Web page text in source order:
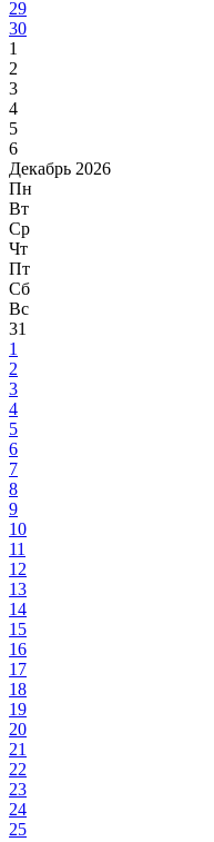
29
30
1
2
3
4
5
6
Декабрь 2026
Пн
Вт
Ср
Чт
Пт
Сб
Вс
31
1
2
3
4
5
6
7
8
9
10
11
12
13
14
15
16
17
18
19
20
21
22
23
24
25